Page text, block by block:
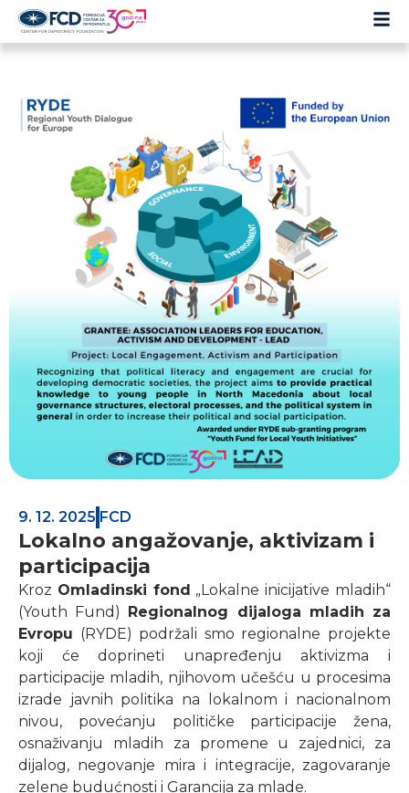
9. 12. 2025 FCD
Lokalno angažovanje, aktivizam i
participacija
Kroz Omladinski fond „Lokalne inicijative mladih“
(Youth Fund) Regionalnog dijaloga mladih za
Evropu (RYDE) podržali smo regionalne projekte
koji će doprineti unapređenju aktivizma i
participacije mladih, njihovom učešću u procesima
izrade javnih politika na lokalnom i nacionalnom
nivou, povećanju političke participacije žena,
osnaživanju mladih za promene u zajednici, za
dijalog, negovanje mira i integracije, zagovaranje
zelene budućnosti i Garancija za mlade.